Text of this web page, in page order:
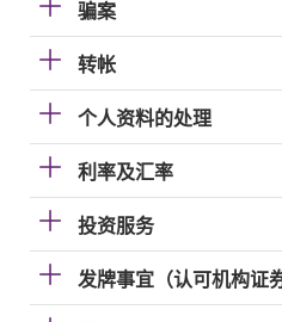
骗案
转帐
个人资料的处理
利率及汇率
投资服务
发牌事宜（认可机构证